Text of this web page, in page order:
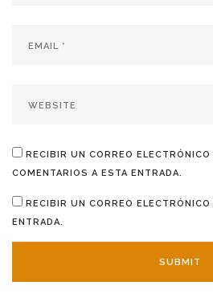
RECIBIR UN CORREO
COMENTARIOS A ESTA ENTRADA.
RECIBIR UN CORREO ELECTRÓNICO
ENTRADA.